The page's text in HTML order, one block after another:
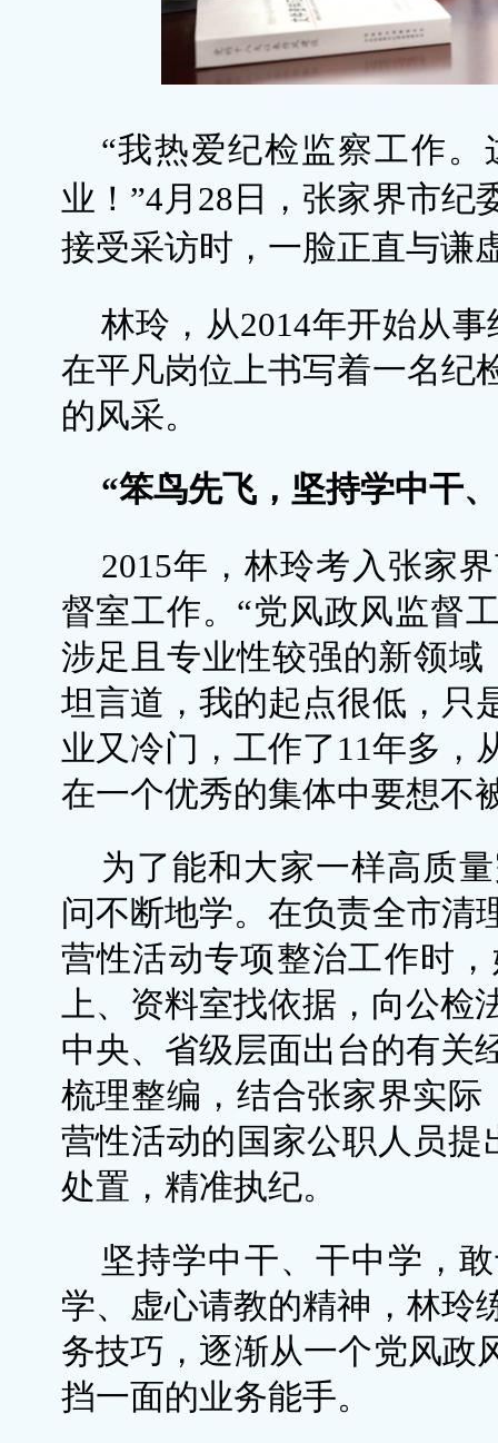
“我热爱纪检监察工作
业！”4月28日，张家界市纪
接受采访时，一脸正直与谦
林玲，从2014年开始从
在平凡岗位上书写着一名纪
的风采。
“笨鸟先飞，坚持学中干
2015年，林玲考入张家
督室工作。“党风政风监督
涉足且专业性较强的新领
坦言道，我的起点很低，只
业又冷门，工作了11年多，
在一个优秀的集体中要想不
为了能和大家一样高质
问不断地学。在负责全市清
营性活动专项整治工作时
上、资料室找依据，向公检
中央、省级层面出台的有关
梳理整编，结合张家界实
营性活动的国家公职人员
处置，精准执纪。
坚持学中干、干中学，
学、虚心请教的精神，林玲
务技巧，逐渐从一个党风政
挡一面的业务能手。